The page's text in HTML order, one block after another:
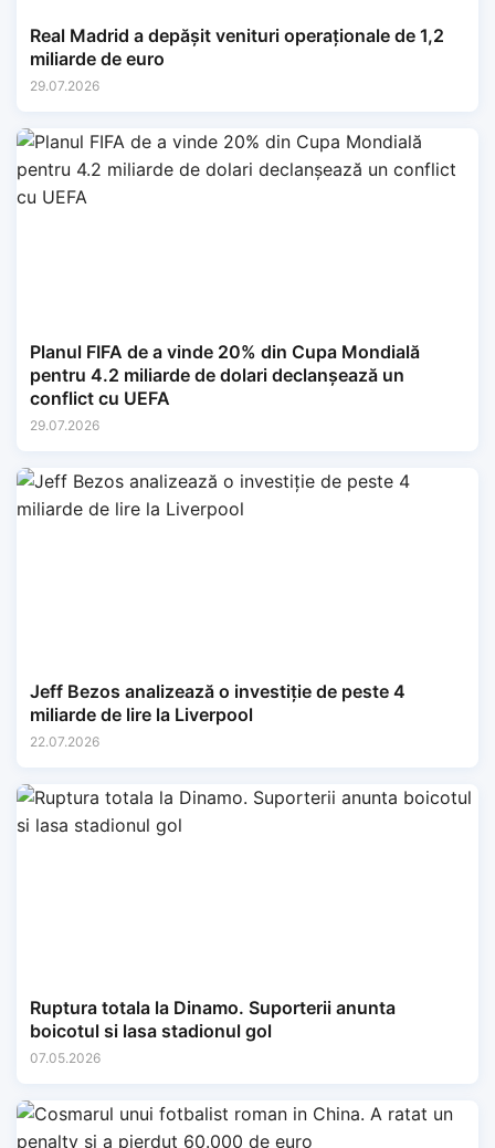
Real Madrid a depășit venituri operaționale de 1,2
miliarde de euro
29.07.2026
Planul FIFA de a vinde 20% din Cupa Mondială
pentru 4.2 miliarde de dolari declanșează un
conflict cu UEFA
29.07.2026
Jeff Bezos analizează o investiție de peste 4
miliarde de lire la Liverpool
22.07.2026
Ruptura totala la Dinamo. Suporterii anunta
boicotul si lasa stadionul gol
07.05.2026